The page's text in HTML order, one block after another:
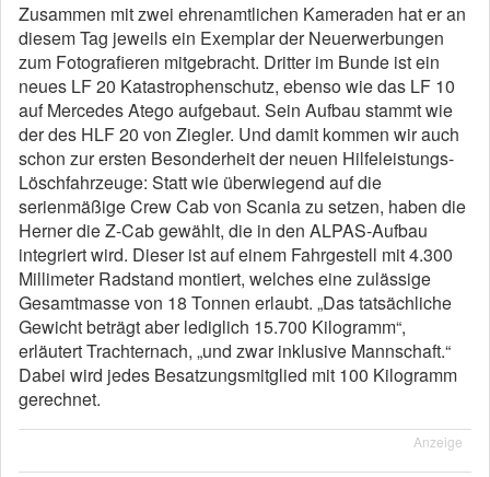
Zusammen mit zwei ehrenamtlichen Kameraden hat er an
diesem Tag jeweils ein Exemplar der Neuerwerbungen
zum Fotografieren mitgebracht. Dritter im Bunde ist ein
neues LF 20 Katastrophenschutz, ebenso wie das LF 10
auf Mercedes Atego aufgebaut. Sein Aufbau stammt wie
der des HLF 20 von Ziegler. Und damit kommen wir auch
schon zur ersten Besonderheit der neuen Hilfeleistungs-
Löschfahrzeuge: Statt wie überwiegend auf die
serienmäßige Crew Cab von Scania zu setzen, haben die
Herner die Z-Cab gewählt, die in den ALPAS-Aufbau
integriert wird. Dieser ist auf einem Fahrgestell mit 4.300
Millimeter Radstand montiert, welches eine zulässige
Gesamtmasse von 18 Tonnen erlaubt. „Das tatsächliche
Gewicht beträgt aber lediglich 15.700 Kilogramm“,
erläutert Trachternach, „und zwar inklusive Mannschaft.“
Dabei wird jedes Besatzungsmitglied mit 100 Kilogramm
gerechnet.
Anzeige